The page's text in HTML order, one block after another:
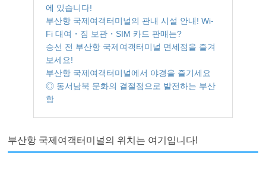
에 있습니다!
부산항 국제여객터미널의 관내 시설 안내! Wi-
Fi 대여・짐 보관・SIM 카드 판매는?
승선 전 부산항 국제여객터미널 면세점을 즐겨
보세요!
부산항 국제여객터미널에서 야경을 즐기세요
◎ 동서남북 문화의 결절점으로 발전하는 부산
항
부산항 국제여객터미널의 위치는 여기입니다!